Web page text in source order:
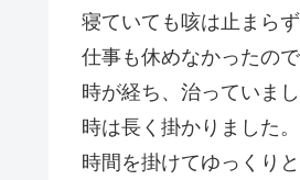
寝ていても咳は止まら
仕事も休めなかったの
時が経ち、治っていまし
時は長く掛かりました。
時間を掛けてゆっくり